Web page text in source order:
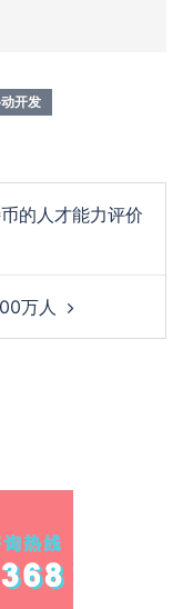
开发
的人才能力评价
万人